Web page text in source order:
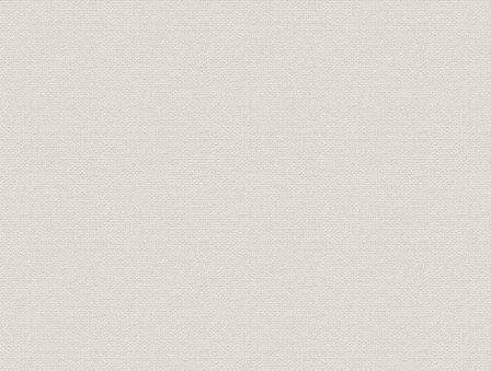
催し [創業]100周年記念大会 [1981年(
組織 月掛保険部の組織 1952年(昭
組織 外務部の組織 1952年(昭
営業 営業所制度の変遷 1960年代
組織 団体保険部の組織 1949年(昭
設備 明治・大正期の診査器具
販売;経営
第1号生命保険証券(契約者:宇都
宮三郎)
死亡率
日本3会社生命表と英国17会社
表の死亡率曲線
[明治11年